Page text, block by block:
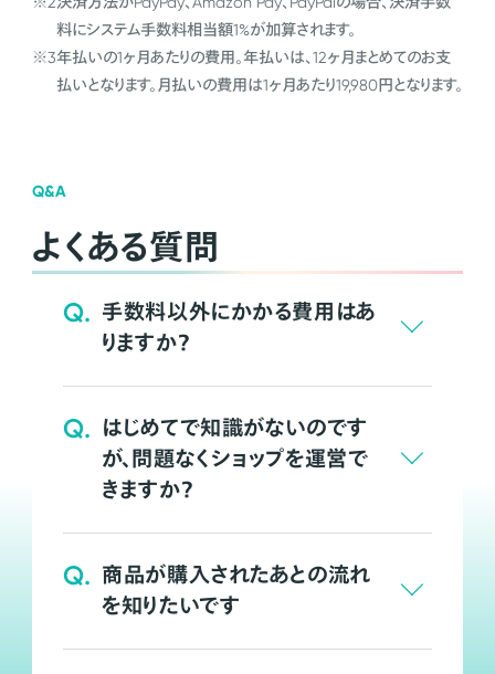
料にシステム手数料相当額1%が加算されます。
※3年払いの1ヶ月あたりの費用。年払いは、12ヶ月まとめてのお支
払いとなります。月払いの費用は1ヶ月あたり19,980円となります。
Q&A
よくある質問
Q. 手数料以外にかかる費用はあ
りますか？
Q. はじめてで知識がないのです
が、問題なくショップを運営で
きますか？
Q. 商品が購入されたあとの流れ
を知りたいです